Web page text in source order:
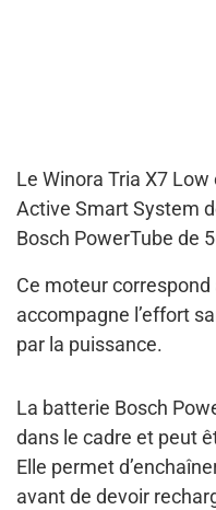
Le Winora Tria X7
Active Smart System
Bosch PowerTube de
Ce moteur correspond
accompagne l’effort
par la puissance.
La batterie Bosch
dans le cadre et peut
Elle permet
avant de devoir